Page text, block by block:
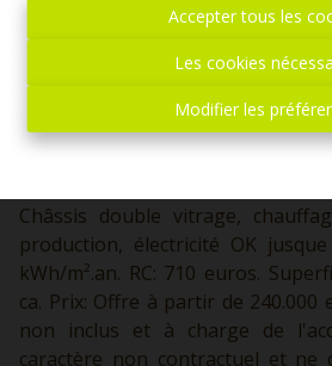
Accepter tous les
Les cookies
Modifier les
-SOUS-OPTION- Prix: Offre à
frais d'agence non inclus et à
Maison de plain-pied
comprenant: Rez: Hall d'entrée,
verriere/chaufferie, garage une
Châssis double vitrage,
production, électricité OK
kWh/m².an. RC: 710 euros.
ca. Prix: Offre à partir de 240.000
non inclus et à charge de
caractère non contractuel et ne